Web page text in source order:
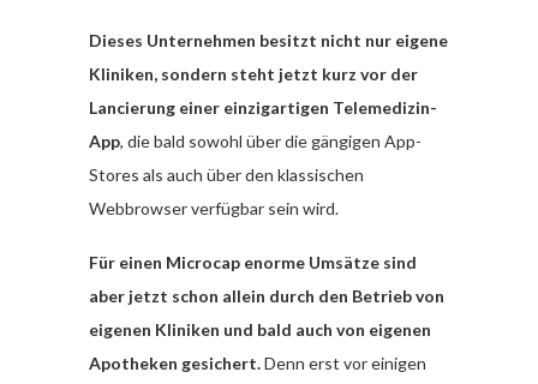
Dieses Unternehmen besitzt nicht nur eigene
Kliniken, sondern steht jetzt kurz vor der
Lancierung einer einzigartigen Telemedizin-
App, die bald sowohl über die gängigen App-
Stores als auch über den klassischen
Webbrowser verfügbar sein wird.
Für einen Microcap enorme Umsätze sind
aber jetzt schon allein durch den Betrieb von
eigenen Kliniken und bald auch von eigenen
Apotheken gesichert.Denn erst vor einigen